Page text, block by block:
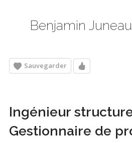
Benjamin
Sauvegarder
Ingénieur
Gestionnaire de